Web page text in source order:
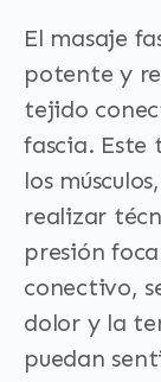
El masaje
potente y
tejido
fascia. Este
los
realizar
presión
conectivo,
dolor y la
puedan